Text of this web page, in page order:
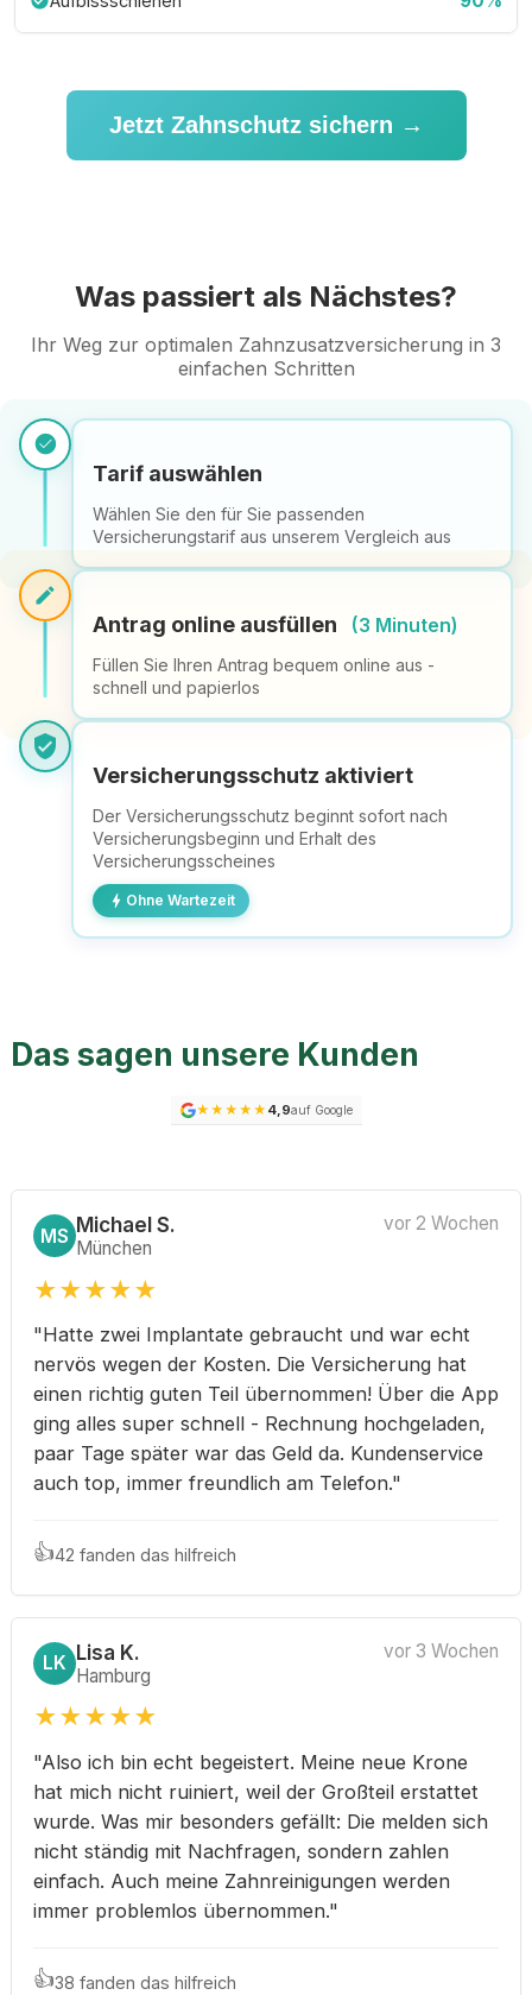
Jetzt Zahnschutz sichern →
Was passiert als Nächstes?
Ihr Weg zur optimalen Zahnzusatzversicherung in 3
einfachen Schritten
check_circle
Tarif auswählen
Wählen Sie den für Sie passenden
Versicherungstarif aus unserem Vergleich aus
edit
Antrag online ausfüllen (3 Minuten)
Füllen Sie Ihren Antrag bequem online aus -
schnell und papierlos
verified_user
Versicherungsschutz aktiviert
Der Versicherungsschutz beginnt sofort nach
Versicherungsbeginn und Erhalt des
Versicherungsscheines
bolt Ohne Wartezeit
Das sagen unsere Kunden
★ ★ ★ ★ ★ 4,9auf Google
MS Michael S.
München
vor 2 Wochen
★★★★★
"Hatte zwei Implantate gebraucht und war echt
nervös wegen der Kosten. Die Versicherung hat
einen richtig guten Teil übernommen! Über die App
ging alles super schnell - Rechnung hochgeladen,
paar Tage später war das Geld da. Kundenservice
auch top, immer freundlich am Telefon."
👍42 fanden das hilfreich
LK Lisa K.
Hamburg
vor 3 Wochen
★★★★★
"Also ich bin echt begeistert. Meine neue Krone
hat mich nicht ruiniert, weil der Großteil erstattet
wurde. Was mir besonders gefällt: Die melden sich
nicht ständig mit Nachfragen, sondern zahlen
einfach. Auch meine Zahnreinigungen werden
immer problemlos übernommen."
👍38 fanden das hilfreich